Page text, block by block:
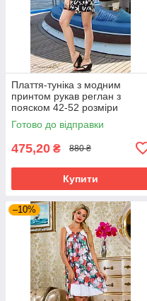
Плаття-туніка з модним
принтом рукав реглан з
пояском 42-52 розміри
Готово до відправки
475,20 ₴ 880 ₴
Купити
–10%